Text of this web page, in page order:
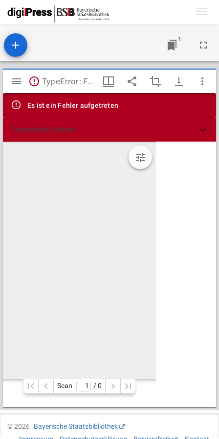
1
Mirador
Viewer
TypeError: Failed to fetch
Es ist ein Fehler aufgetreten
Technische Details
Scan / 0
©2026
Bayerische Staatsbibliothek